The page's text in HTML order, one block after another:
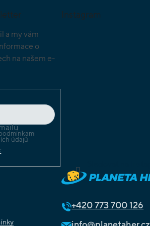
a my vám
o
na našem e-
údajů
Instagram
+420773 700 126